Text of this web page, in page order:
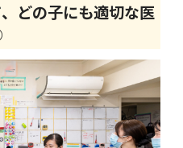
どの子にも適切な医